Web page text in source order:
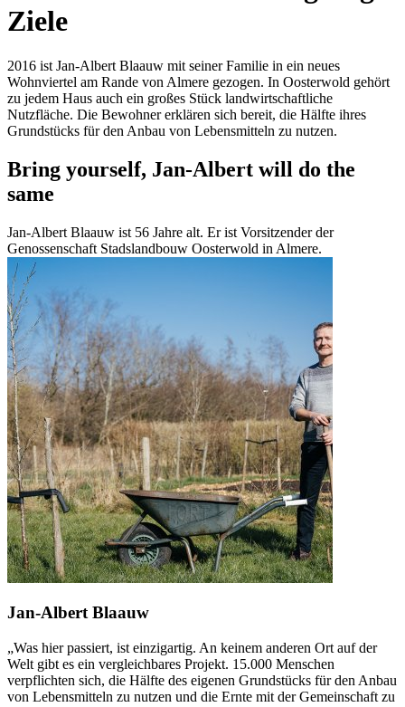
Ziele
2016 ist Jan-Albert Blaauw mit seiner Familie in ein neues
Wohnviertel am Rande von Almere gezogen. In Oosterwold gehört
zu jedem Haus auch ein großes Stück landwirtschaftliche
Nutzfläche. Die Bewohner erklären sich bereit, die Hälfte ihres
Grundstücks für den Anbau von Lebensmitteln zu nutzen.
Bring yourself, Jan-Albert will do the
same
Jan-Albert Blaauw ist 56 Jahre alt. Er ist Vorsitzender der
Genossenschaft Stadslandbouw Oosterwold in Almere.
Jan-Albert Blaauw
„Was hier passiert, ist einzigartig. An keinem anderen Ort auf der
Welt gibt es ein vergleichbares Projekt. 15.000 Menschen
verpflichten sich, die Hälfte des eigenen Grundstücks für den Anbau
von Lebensmitteln zu nutzen und die Ernte mit der Gemeinschaft zu